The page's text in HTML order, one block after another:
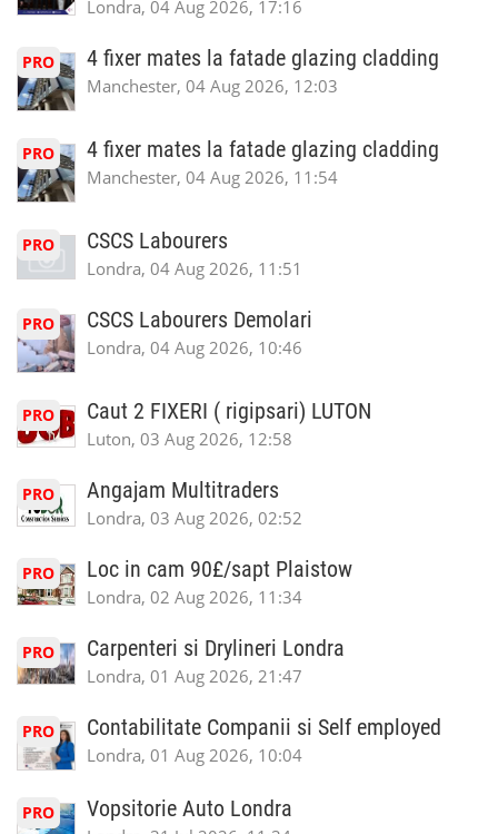
Londra, 04 Aug 2026, 17:16
PRO 4 fixer mates la fatade glazing cladding
Manchester, 04 Aug 2026, 12:03
PRO 4 fixer mates la fatade glazing cladding
Manchester, 04 Aug 2026, 11:54
PRO CSCS Labourers
Londra, 04 Aug 2026, 11:51
PRO CSCS Labourers Demolari
Londra, 04 Aug 2026, 10:46
PRO Caut 2 FIXERI ( rigipsari) LUTON
Luton, 03 Aug 2026, 12:58
PRO Angajam Multitraders
Londra, 03 Aug 2026, 02:52
PRO Loc in cam 90£/sapt Plaistow
Londra, 02 Aug 2026, 11:34
PRO Carpenteri si Drylineri Londra
Londra, 01 Aug 2026, 21:47
PRO Contabilitate Companii si Self employed
Londra, 01 Aug 2026, 10:04
PRO Vopsitorie Auto Londra